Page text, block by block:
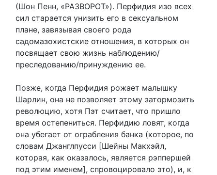
(Шон Пенн, «РАЗВОРОТ»). Перфидия изо всех
сил старается унизить его в сексуальном
плане, завязывая своего рода
садомазохистские отношения, в которых он
посвящает свою жизнь наблюдению/
преследованию/принуждению ее.
Позже, когда Перфидия рожает малышку
Шарлин, она не позволяет этому затормозить
революцию, хотя Пэт считает, что пришло
время остепениться. Перфидию ловят, когда
она убегает от ограбления банка (которое, по
словам Джанглпусси [Шейны Макхэйл,
которая, как оказалось, является рэппершей
под этим именем], спровоцировало это), и, к